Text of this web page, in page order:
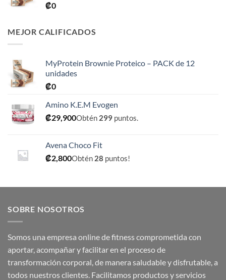
₡0
MEJOR CALIFICADOS
MyProtein Brownie Proteico – PACK de 12
unidades
₡0
Amino K.E.M Evogen
₡29,900Obtén 299 puntos.
Avena Choco Fit
₡2,800Obtén 28 puntos!
SOBRE NOSOTROS
Somos una empresa online de fitness comprometida con
aportar, acompañar y facilitar en el proceso de
transformación corporal, de manera saludable y disfrutable, a
todos nuestros clientes. Facilitamos productos y servicios